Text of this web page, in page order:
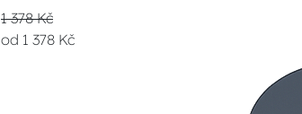
1 378 Kč
od 1 378 Kč